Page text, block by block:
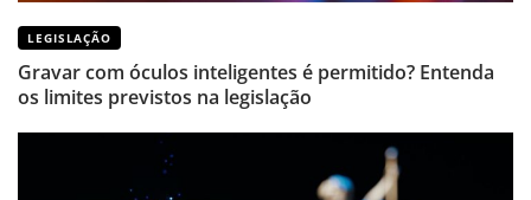
LEGISLAÇÃO
Gravar com óculos inteligentes é permitido? Entenda
os limites previstos na legislação